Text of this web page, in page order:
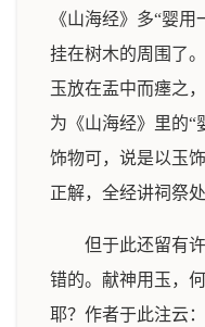
《山海经》多“婴
挂在树木的周围了
玉放在盂中而瘗之
为《山海经》里的“
饰物可，说是以玉
正解，全经讲祠祭
但于此还留有
错的。献神用玉，
耶？作者于此注云